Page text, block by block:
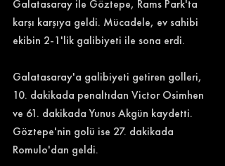
Galatasaray ile Göztepe, Rams Park'ta
karşı karşıya geldi. Mücadele, ev sahibi
ekibin 2-1'lik galibiyeti ile sona erdi.
Galatasaray'a galibiyeti getiren golleri,
10. dakikada penaltıdan Victor Osimhen
ve 61. dakikada Yunus Akgün kaydetti.
Göztepe'nin golü ise 27. dakikada
Romulo'dan geldi.